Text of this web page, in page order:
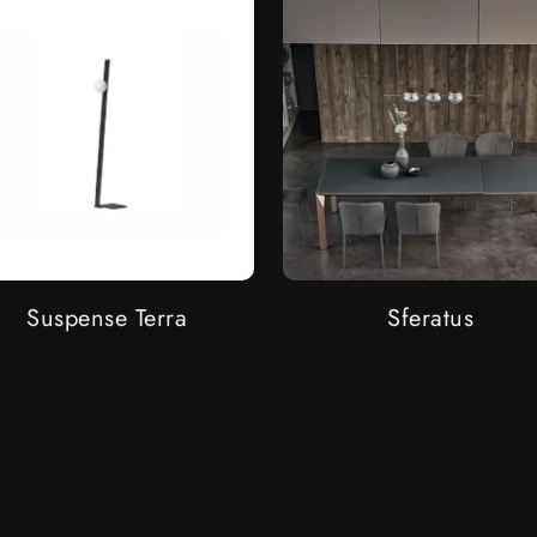
Suspense Terra Sferatus